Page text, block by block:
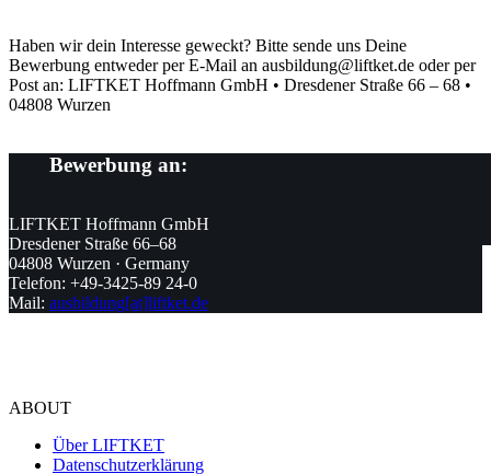
Haben wir dein Interesse geweckt? Bitte sende uns Deine
Bewerbung entweder per E-Mail an ausbildung@liftket.de oder per
Post an: LIFTKET Hoffmann GmbH • Dresdener Straße 66 – 68 •
04808 Wurzen
Bewerbung an:
LIFTKET Hoffmann GmbH
Dresdener Straße 66–68
04808 Wurzen · Germany
Telefon: +49-3425-89 24-0
Mail: ausbildung[at]liftket.de
ABOUT
Über LIFTKET
Datenschutzerklärung